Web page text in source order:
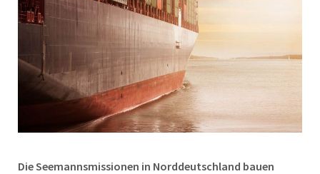
Die Seemannsmissionen in Norddeutschland bauen